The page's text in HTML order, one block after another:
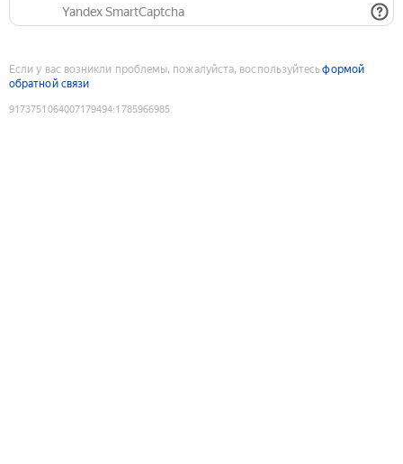
Yandex SmartCaptcha
Если у вас возникли проблемы, пожалуйста, воспользуйтесьформой
обратной связи
9173751064007179494:1785966985